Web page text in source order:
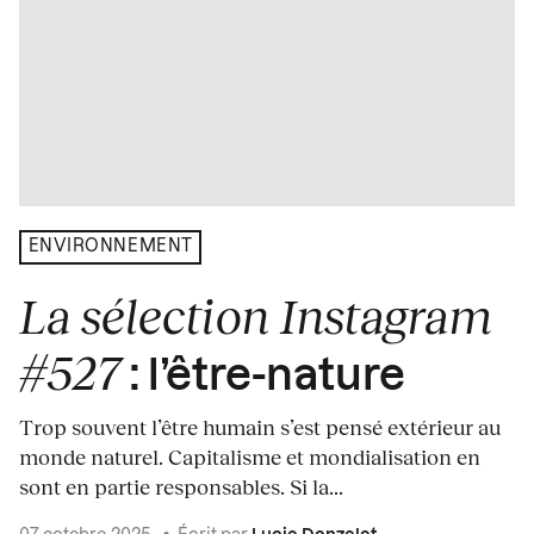
ENVIRONNEMENT
La sélection Instagram
#527 : l’être-nature
Trop souvent l’être humain s’est pensé extérieur au
monde naturel. Capitalisme et mondialisation en
sont en partie responsables. Si la...